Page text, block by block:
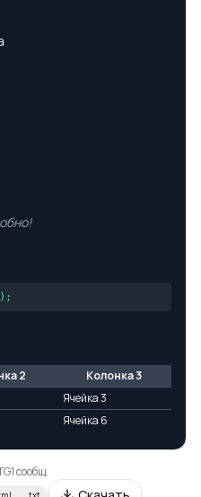
2
Колонка 3
Ячейка 3
Ячейка 6
1сообщ.